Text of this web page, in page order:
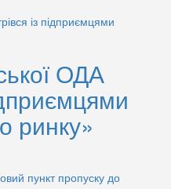
ОДА
ринку»